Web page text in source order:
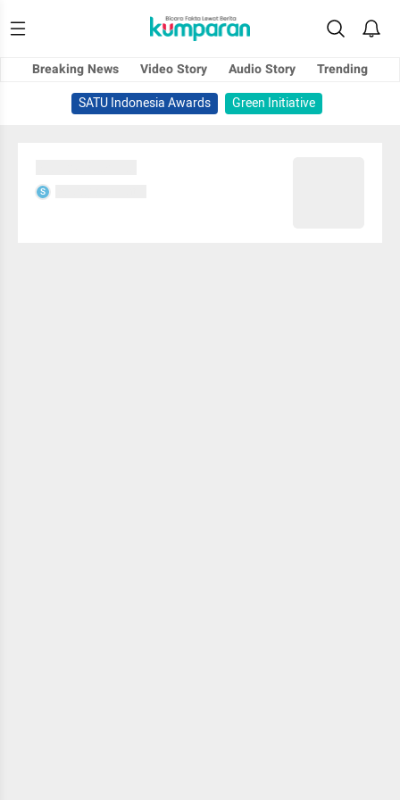
Breaking News Video Story Audio Story
Trending
SATU Indonesia Awards
Green Initiative
S